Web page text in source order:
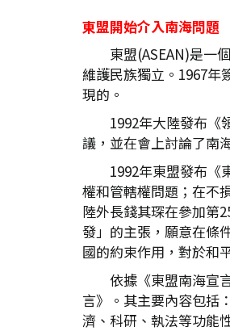
東盟開始介入南海問題
東盟(ASEAN)是一
維護民族獨立。1967年
現的。
1992年大陸發布《
議，並在會上討論了南
1992年東盟發布《
權和管轄權問題；在不
陸外長錢其琛在參加第
發」的主張，願意在條
國的約束作用，對於和
依據《東盟南海宣
言》。其主要內容包括
濟、科研、執法等功能